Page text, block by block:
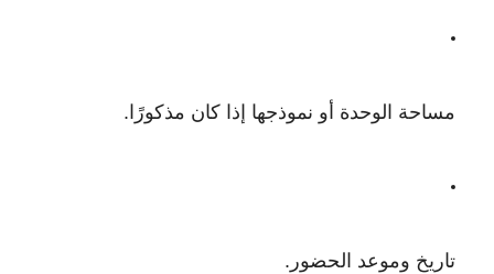
مساحة الوحدة أو نموذجها إذا كان مذكورًا.
تاريخ وموعد الحضور.